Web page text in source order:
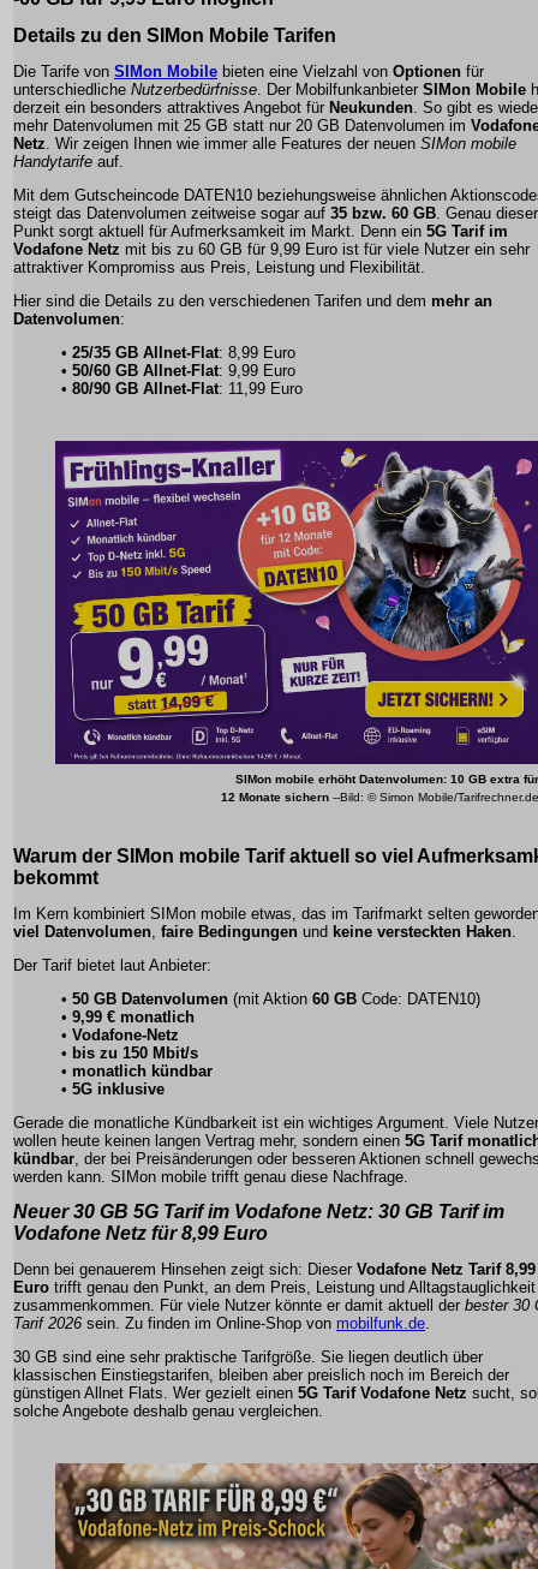
Details zu den SIMon Mobile Tarifen
Die Tarife von SIMon Mobile bieten eine Vielzahl von Optionen für
unterschiedliche Nutzerbedürfnisse . Der Mobilfunkanbieter SIMon Mobile
derzeit ein besonders attraktives Angebot für Neukunden . So gibt es
mehr Datenvolumen mit 25 GB statt nur 20 GB Datenvolumen im
Netz . Wir zeigen Ihnen wie immer alle Features der neuen SIMon mobile
Handytarife auf.
Mit dem Gutscheincode DATEN10 beziehungsweise ähnlichen
steigt das Datenvolumen zeitweise sogar auf 35 bzw. 60 GB . Genau dieser
Punkt sorgt aktuell für Aufmerksamkeit im Markt. Denn ein 5G Tarif im
Vodafone Netz mit bis zu 60 GB für 9,99 Euro ist für viele Nutzer ein sehr
attraktiver Kompromiss aus Preis, Leistung und Flexibilität.
Hier sind die Details zu den verschiedenen Tarifen und dem mehr an
Datenvolumen:
• 25/35 GB Allnet-Flat: 8,99 Euro
• 50/60 GB Allnet-Flat: 9,99 Euro
• 80/90 GB Allnet-Flat: 11,99 Euro
SIMon mobile erhöht Datenvolumen: 10 GB extra für
12 Monate sichern --Bild: © Simon Mobile/Tarifrechner.de
Warum der SIMon mobile Tarif aktuell so viel
bekommt
Im Kern kombiniert SIMon mobile etwas, das im Tarifmarkt selten
viel Datenvolumen faire Bedingungen und keine versteckten Haken
Der Tarif bietet laut Anbieter:
• 50 GB Datenvolumen (mit Aktion 60 GB Code: DATEN10)
• 9,99 € monatlich
• Vodafone-Netz
• bis zu 150 Mbit/s
• monatlich kündbar
• 5G inklusive
Gerade die monatliche Kündbarkeit ist ein wichtiges Argument. Viele Nutzer
wollen heute keinen langen Vertrag mehr, sondern einen 5G Tarif
kündbar , der bei Preisänderungen oder besseren Aktionen schnell
werden kann. SIMon mobile trifft genau diese Nachfrage.
Neuer 30 GB 5G Tarif im Vodafone Netz: 30 GB Tarif im
Vodafone Netz für 8,99 Euro
Denn bei genauerem Hinsehen zeigt sich: Dieser Vodafone Netz Tarif 8,99
Euro trifft genau den Punkt, an dem Preis, Leistung und Alltagstauglichkeit
zusammenkommen. Für viele Nutzer könnte er damit aktuell der bester 30
Tarif 2026 sein. Zu finden im Online-Shop von mobilfunk.de
30 GB sind eine sehr praktische Tarifgröße. Sie liegen deutlich über
klassischen Einstiegstarifen, bleiben aber preislich noch im Bereich der
günstigen Allnet Flats. Wer gezielt einen 5G Tarif Vodafone Netz sucht,
solche Angebote deshalb genau vergleichen.